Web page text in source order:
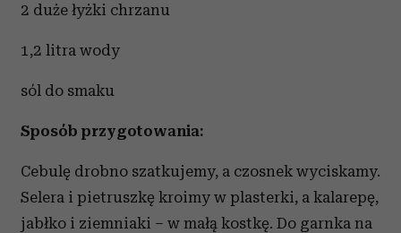
2 duże łyżki chrzanu
1,2 litra wody
sól do smaku
Sposób przygotowania:
Cebulę drobno szatkujemy, a czosnek wyciskamy.
Selera i pietruszkę kroimy w plasterki, a kalarepę,
jabłko i ziemniaki – w małą kostkę. Do garnka na